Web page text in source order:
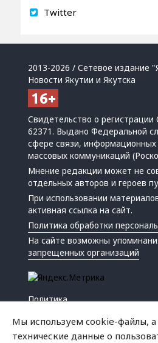
Twitter
2013-2026 / Сетевое издание
Новости Якутии и Якутска
Свидетельство о
62371. Выдано Федеральной
сфере связи, информационных
массовых коммуникаций
Мнение редакции может не
отдельных авторов и героев
При использовании
активная ссылка на сайт.
Политика обработки
На сайте возможны
запрещенных организаций
Политика
Мы используем cookie-файлы,
технические данные о